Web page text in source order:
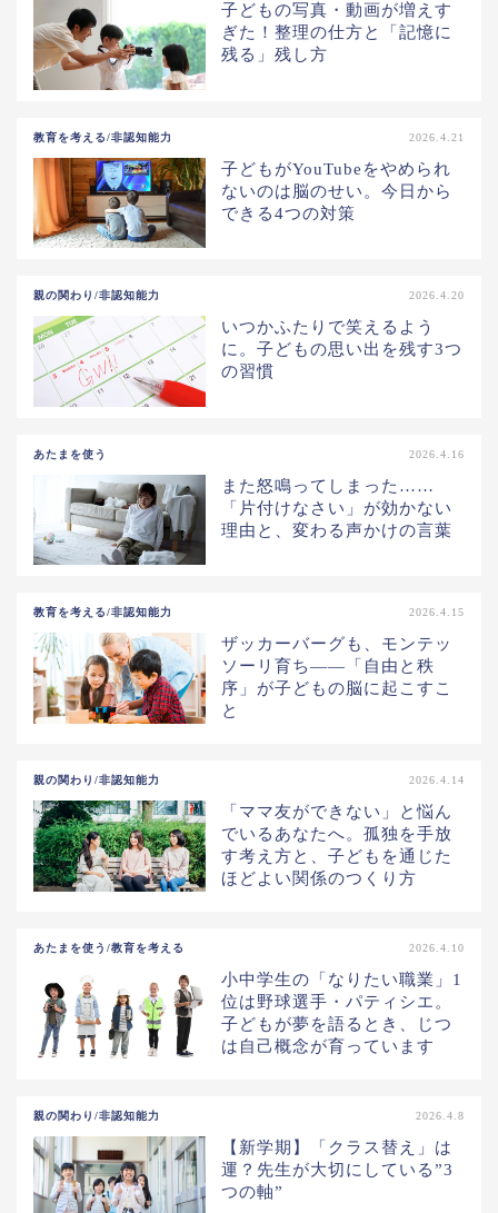
子どもの写真・動画が増えす
ぎた！整理の仕方と「記憶に
残る」残し方
教育を考える/非認知能力 2026.4.21
子どもがYouTubeをやめられ
ないのは脳のせい。今日から
できる4つの対策
親の関わり/非認知能力 2026.4.20
いつかふたりで笑えるよう
に。子どもの思い出を残す3つ
の習慣
あたまを使う 2026.4.16
また怒鳴ってしまった……
「片付けなさい」が効かない
理由と、変わる声かけの言葉
教育を考える/非認知能力 2026.4.15
ザッカーバーグも、モンテッ
ソーリ育ち——「自由と秩
序」が子どもの脳に起こすこ
と
親の関わり/非認知能力 2026.4.14
「ママ友ができない」と悩ん
でいるあなたへ。孤独を手放
す考え方と、子どもを通じた
ほどよい関係のつくり方
あたまを使う/教育を考える 2026.4.10
小中学生の「なりたい職業」1
位は野球選手・パティシエ。
子どもが夢を語るとき、じつ
は自己概念が育っています
親の関わり/非認知能力 2026.4.8
【新学期】「クラス替え」は
運？先生が大切にしている”3
つの軸”